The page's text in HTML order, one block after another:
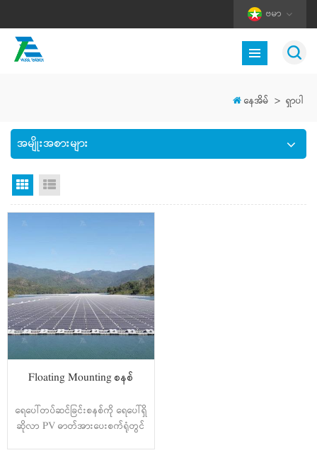
ဗမာ
နေအိမ် > ရှာပါ
အမျိုးအစားများ
Grid မြင်ကွင်း
Floating Mounting စနစ်
ရေပေါ်တပ်ဆင်ခြင်းစနစ်ကို ရေပေါ်ရှိ
ဆိုလာ PV ဓာတ်အားပေးစက်ရုံတွင်